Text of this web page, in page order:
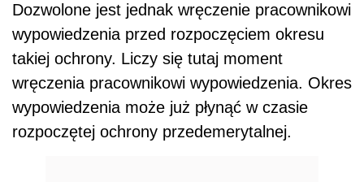
Dozwolone jest jednak wręczenie pracownikowi
wypowiedzenia przed rozpoczęciem okresu
takiej ochrony. Liczy się tutaj moment
wręczenia pracownikowi wypowiedzenia. Okres
wypowiedzenia może już płynąć w czasie
rozpoczętej ochrony przedemerytalnej.